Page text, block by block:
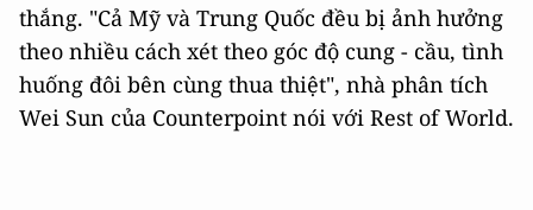
thắng. "Cả Mỹ và Trung Quốc đều bị ảnh hưởng
theo nhiều cách xét theo góc độ cung - cầu, tình
huống đôi bên cùng thua thiệt", nhà phân tích
Wei Sun của Counterpoint nói với Rest of World.